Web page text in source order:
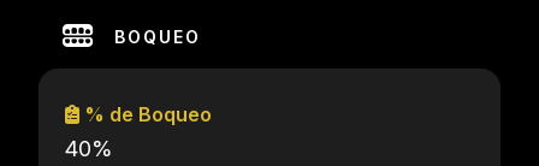
BOQUEO
% de Boqueo
40%